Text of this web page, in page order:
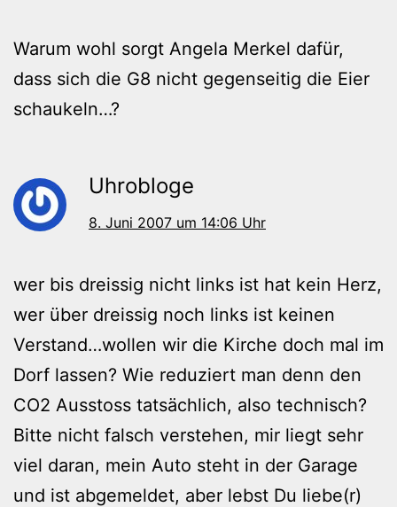
Warum wohl sorgt Angela Merkel dafür,
dass sich die G8 nicht gegenseitig die Eier
schaukeln…?
Uhrobloge
8. Juni 2007 um 14:06 Uhr
wer bis dreissig nicht links ist hat kein Herz,
wer über dreissig noch links ist keinen
Verstand…wollen wir die Kirche doch mal im
Dorf lassen? Wie reduziert man denn den
CO2 Ausstoss tatsächlich, also technisch?
Bitte nicht falsch verstehen, mir liegt sehr
viel daran, mein Auto steht in der Garage
und ist abgemeldet, aber lebst Du liebe(r)